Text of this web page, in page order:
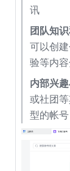
讯
团队知
可以创
验等内
内部兴
或社团
型的帐